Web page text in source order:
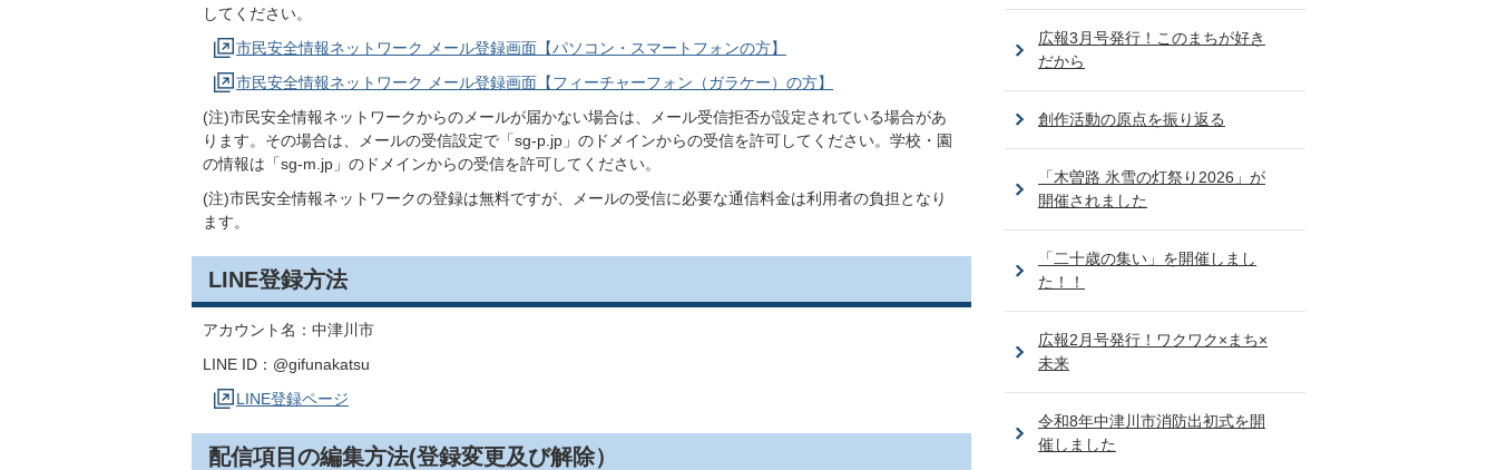
してください。
市民安全情報ネットワーク メール登録画面【パソコン・スマートフォンの方】
市民安全情報ネットワーク メール登録画面【フィーチャーフォン（ガラケー）の方】
(注)市民安全情報ネットワークからのメールが届かない場合は、メール受信拒否が設定されている場合があ
ります。その場合は、メールの受信設定で「sg-p.jp」のドメインからの受信を許可してください。学校・園
の情報は「sg-m.jp」のドメインからの受信を許可してください。
(注)市民安全情報ネットワークの登録は無料ですが、メールの受信に必要な通信料金は利用者の負担となり
ます。
LINE登録方法
アカウント名：中津川市
LINE ID：@gifunakatsu
LINE登録ページ
配信項目の編集方法(登録変更及び解除）
広報3月号発行！このまちが好き
だから
創作活動の原点を振り返る
「木曽路 氷雪の灯祭り2026」が
開催されました
「二十歳の集い」を開催しまし
た！！
広報2月号発行！ワクワク×まち×
未来
令和8年中津川市消防出初式を開
催しました